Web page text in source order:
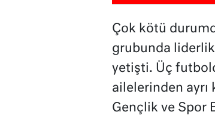
Çok kötü
grubunda
yetişti. Üç
ailelerinden ayrı
Gençlik ve Spor